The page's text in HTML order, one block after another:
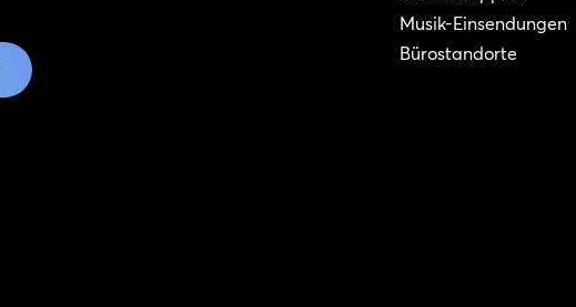
Musik-Einsendungen
Bürostandorte